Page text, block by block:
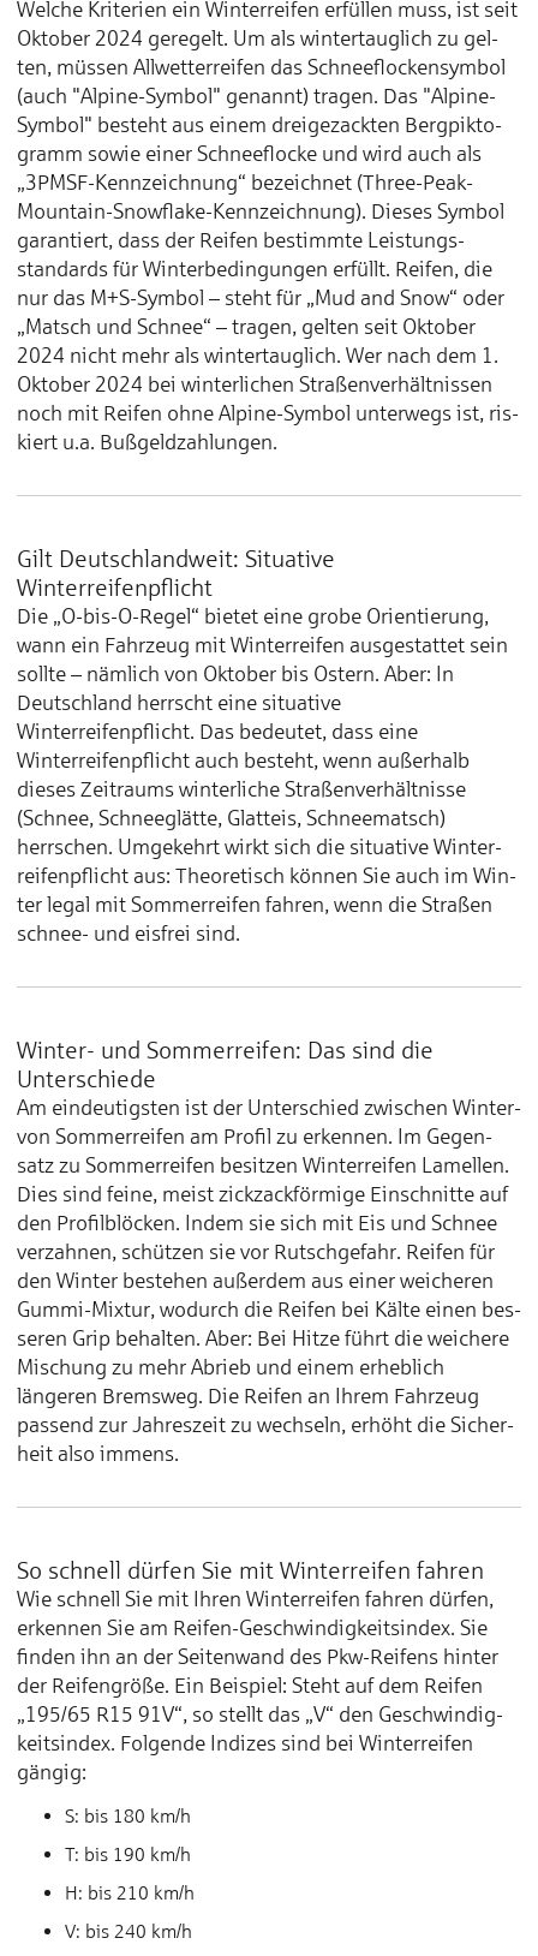
Welche Kri­terien ein Winter­reifen er­fül­len muss, ist seit
Oktober 2024 ge­regelt. Um als winter­taug­lich zu gel­
ten, müssen All­wetter­reifen das Schnee­flocken­symbol
(auch "Alpine-Symbol" ge­nannt) tra­gen. Das "Alpine-
Symbol" be­steht aus einem drei­ge­zackten Berg­pikto­
gramm so­wie einer Schnee­flocke und wird auch als
„3PMSF-Kennzeichnung“ bezeichnet (Three-Peak-
Mountain-Snowflake-Kennzeichnung). Dieses Symbol
garantiert, dass der Reifen bestimmte Lei­stungs­
standards für Winter­be­dingungen er­füllt. Rei­fen, die
nur das M+S-Symbol – steht für „Mud and Snow“ oder
„Matsch und Schnee“ – tra­gen, gel­ten seit Oktober
2024 nicht mehr als winter­taug­lich. Wer nach dem 1.
Oktober 2024 bei winter­lichen Straßen­ver­hältnissen
noch mit Rei­fen ohne Alpine-Symbol unter­wegs ist, ris­
kiert u.a. Buß­geld­zahlungen.
Gilt Deutschlandweit: Situative
Winterreifenpflicht
Die „O-bis-O-Regel“ bietet eine grobe Orientierung,
wann ein Fahrzeug mit Winterreifen ausgestattet sein
sollte – nämlich von Oktober bis Ostern. Aber: In
Deutschland herrscht eine situative
Winterreifenpflicht. Das bedeutet, dass eine
Winterreifenpflicht auch besteht, wenn außerhalb
dieses Zeitraums winterliche Straßenverhältnisse
(Schnee, Schneeglätte, Glatteis, Schnee­matsch)
herrschen. Um­ge­kehrt wirkt sich die situative Winter­
rei­fen­pflicht aus: Theo­retisch kön­nen Sie auch im Win­
ter legal mit Som­mer­reifen fahren, wenn die Straßen
schnee- und eis­frei sind.
Winter- und Sommerreifen: Das sind die
Unterschiede
Am ein­deutigsten ist der Unter­schied zwischen Winter-
von Som­mer­reifen am Profil zu er­ken­nen. Im Gegen­
satz zu Som­mer­reifen besitzen Winter­reifen Lamellen.
Dies sind feine, meist zick­zack­förmige Ein­schnitte auf
den Profil­blöcken. Indem sie sich mit Eis und Schnee
ver­zahnen, schü­tzen sie vor Rutsch­gefahr. Reifen für
den Win­ter bestehen außer­dem aus einer weicheren
Gummi-Mixtur, wo­durch die Reifen bei Kälte einen bes­
seren Grip be­halten. Aber: Bei Hitze führt die weichere
Mi­schung zu mehr Abrieb und einem er­heblich
längeren Brems­weg. Die Rei­fen an Ihrem Fahr­zeug
pas­send zur Jahres­zeit zu wechseln, erhöht die Sicher­
heit also immens.
So schnell dürfen Sie mit Winter­reifen fahren
Wie schnell Sie mit Ihren Winter­reifen fahren dürfen,
erkennen Sie am Reifen-Geschwindig­keits­index. Sie
fin­den ihn an der Seiten­wand des Pkw-Reifens hinter
der Reifen­größe. Ein Bei­spiel: Steht auf dem Reifen
„195/65 R15 91V“, so stellt das „V“ den Ge­schwin­dig­
keits­index. Folgende Indizes sind bei Winter­reifen
gängig:
S: bis 180 km/h
T: bis 190 km/h
H: bis 210 km/h
V: bis 240 km/h